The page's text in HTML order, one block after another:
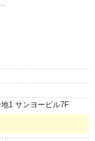
1 サンヨービル7F